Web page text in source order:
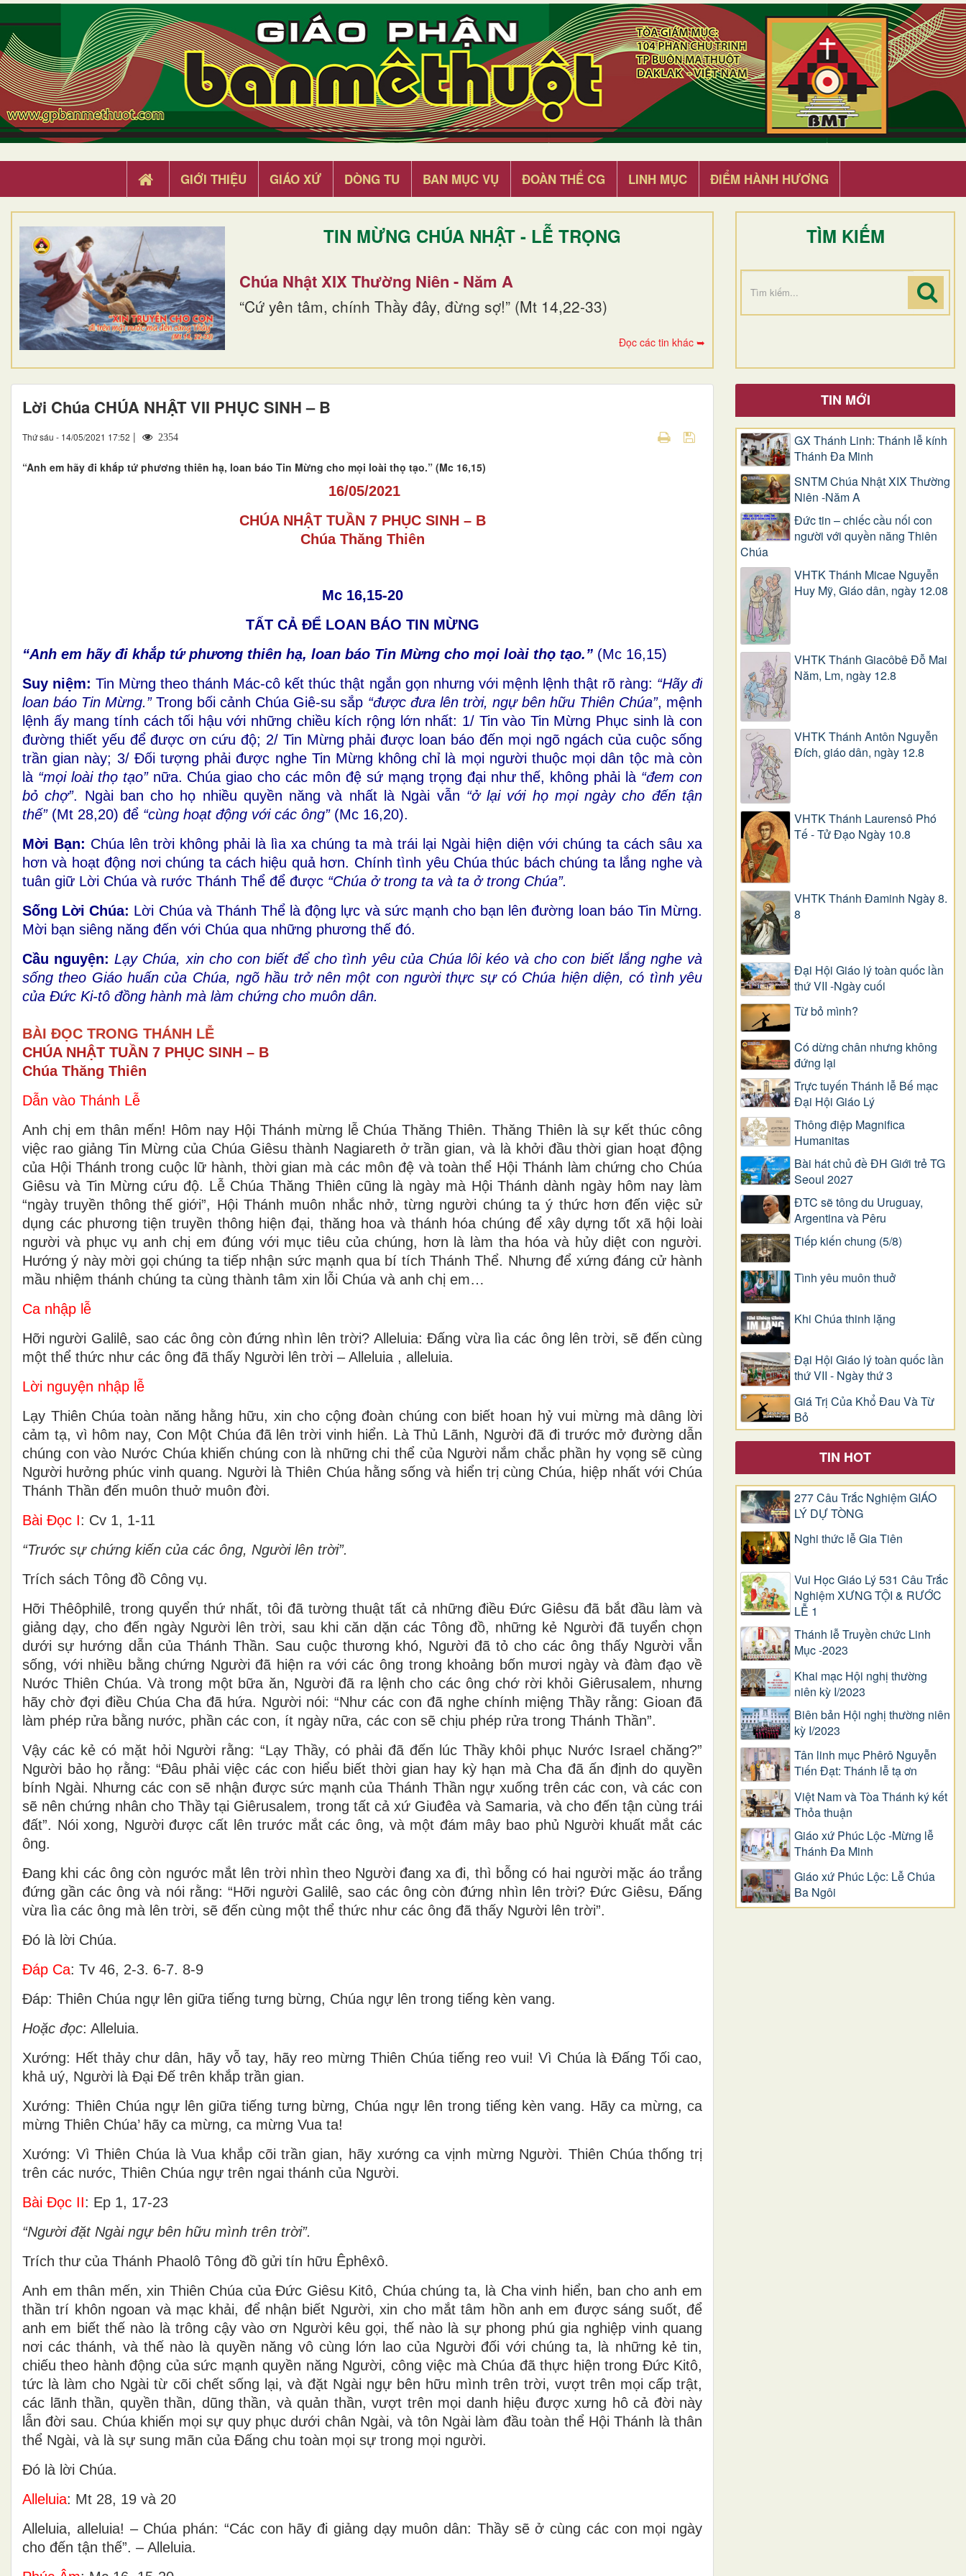
GIỚI THIỆU GIÁO XỨ DÒNG TU BAN MỤC VỤ ĐOÀN THỂ CG LINH MỤC ĐIỂM HÀNH HƯƠNG
TIN MỪNG CHÚA NHẬT - LỄ TRỌNG
Chúa Nhật XIX Thường Niên - Năm A
“Cứ yên tâm, chính Thầy đây, đừng sợ!” (Mt 14,22-33)
Đọc các tin khác ➥
TÌM KIẾM
Lời Chúa CHÚA NHẬT VII PHỤC SINH – B
Thứ sáu - 14/05/2021 17:52 | 2354
“Anh em hãy đi khắp tứ phương thiên hạ, loan báo Tin Mừng cho mọi loài thọ tạo.” (Mc 16,15)
16/05/2021
CHÚA NHẬT TUẦN 7 PHỤC SINH – B
Chúa Thăng Thiên
Mc 16,15-20
TẤT CẢ ĐỂ LOAN BÁO TIN MỪNG
“Anh em hãy đi khắp tứ phương thiên hạ, loan báo Tin Mừng cho mọi loài thọ tạo.” (Mc 16,15)
Suy niệm: Tin Mừng theo thánh Mác-cô kết thúc thật ngắn gọn nhưng với mệnh lệnh thật rõ ràng: “Hãy đi
loan báo Tin Mừng.”Trong bối cảnh Chúa Giê-su sắp “được đưa lên trời, ngự bên hữu Thiên Chúa”, mệnh
lệnh ấy mang tính cách tối hậu với những chiều kích rộng lớn nhất: 1/ Tin vào Tin Mừng Phục sinh là con
đường thiết yếu để được ơn cứu độ; 2/ Tin Mừng phải được loan báo đến mọi ngõ ngách của cuộc sống
trần gian này; 3/ Đối tượng phải được nghe Tin Mừng không chỉ là mọi người thuộc mọi dân tộc mà còn
là “mọi loài thọ tạo”nữa. Chúa giao cho các môn đệ sứ mạng trọng đại như thế, không phải là “đem con
bỏ chợ”. Ngài ban cho họ nhiều quyền năng và nhất là Ngài vẫn “ở lại với họ mọi ngày cho đến tận
thế”(Mt 28,20) để “cùng hoạt động với các ông” (Mc 16,20).
Mời Bạn: Chúa lên trời không phải là lìa xa chúng ta mà trái lại Ngài hiện diện với chúng ta cách sâu xa
hơn và hoạt động nơi chúng ta cách hiệu quả hơn. Chính tình yêu Chúa thúc bách chúng ta lắng nghe và
tuân giữ Lời Chúa và rước Thánh Thể để được “Chúa ở trong ta và ta ở trong Chúa”.
Sống Lời Chúa: Lời Chúa và Thánh Thể là động lực và sức mạnh cho bạn lên đường loan báo Tin Mừng.
Mời bạn siêng năng đến với Chúa qua những phương thế đó.
Cầu nguyện: Lạy Chúa, xin cho con biết để cho tình yêu của Chúa lôi kéo và cho con biết lắng nghe và
sống theo Giáo huấn của Chúa, ngõ hầu trở nên một con người thực sự có Chúa hiện diện, có tình yêu
của Đức Ki-tô đồng hành mà làm chứng cho muôn dân.
BÀI ĐỌC TRONG THÁNH LỄ
CHÚA NHẬT TUẦN 7 PHỤC SINH – B
Chúa Thăng Thiên
Dẫn vào Thánh Lễ
Anh chị em thân mến! Hôm nay Hội Thánh mừng lễ Chúa Thăng Thiên. Thăng Thiên là sự kết thúc công
việc rao giảng Tin Mừng của Chúa Giêsu thành Nagiareth ở trần gian, và là khởi đầu thời gian hoạt động
của Hội Thánh trong cuộc lữ hành, thời gian mà các môn đệ và toàn thể Hội Thánh làm chứng cho Chúa
Giêsu và Tin Mừng cứu độ. Lễ Chúa Thăng Thiên cũng là ngày mà Hội Thánh dành ngày hôm nay làm
“ngày truyền thông thế giới”, Hội Thánh muôn nhắc nhở, từng người chúng ta ý thức hơn đến việc sử
dụng các phương tiện truyền thông hiện đại, thăng hoa và thánh hóa chúng để xây dựng tốt xã hội loài
người và phục vụ anh chị em đúng với mục tiêu của chúng, hơn là làm tha hóa và hủy diệt con người.
Hướng ý này mời gọi chúng ta tiếp nhận sức mạnh qua bí tích Thánh Thể. Nhưng để xứng đáng cử hành
mầu nhiệm thánh chúng ta cùng thành tâm xin lỗi Chúa và anh chị em…
Ca nhập lễ
Hỡi người Galilê, sao các ông còn đứng nhìn lên trời? Alleluia: Đấng vừa lìa các ông lên trời, sẽ đến cùng
một thể thức như các ông đã thấy Người lên trời – Alleluia , alleluia.
Lời nguyện nhập lễ
Lạy Thiên Chúa toàn năng hằng hữu, xin cho cộng đoàn chúng con biết hoan hỷ vui mừng mà dâng lời
cảm tạ, vì hôm nay, Con Một Chúa đã lên trời vinh hiển. Là Thủ Lãnh, Người đã đi trước mở đường dẫn
chúng con vào Nước Chúa khiến chúng con là những chi thể của Người nắm chắc phần hy vọng sẽ cùng
Người hưởng phúc vinh quang. Người là Thiên Chúa hằng sống và hiển trị cùng Chúa, hiệp nhất với Chúa
Thánh Thần đến muôn thuở muôn đời.
Bài Ðọc I: Cv 1, 1-11
“Trước sự chứng kiến của các ông, Người lên trời”.
Trích sách Tông đồ Công vụ.
Hỡi Thêôphilê, trong quyển thứ nhất, tôi đã tường thuật tất cả những điều Ðức Giêsu đã bắt đầu làm và
giảng dạy, cho đến ngày Người lên trời, sau khi căn dặn các Tông đồ, những kẻ Người đã tuyển chọn
dưới sự hướng dẫn của Thánh Thần. Sau cuộc thương khó, Người đã tỏ cho các ông thấy Người vẫn
sống, với nhiều bằng chứng Người đã hiện ra với các ông trong khoảng bốn mươi ngày và đàm đạo về
Nước Thiên Chúa. Và trong một bữa ăn, Người đã ra lệnh cho các ông chớ rời khỏi Giêrusalem, nhưng
hãy chờ đợi điều Chúa Cha đã hứa. Người nói: “Như các con đã nghe chính miệng Thầy rằng: Gioan đã
làm phép rửa bằng nước, phần các con, ít ngày nữa, các con sẽ chịu phép rửa trong Thánh Thần”.
Vậy các kẻ có mặt hỏi Người rằng: “Lạy Thầy, có phải đã đến lúc Thầy khôi phục Nước Israel chăng?”
Người bảo họ rằng: “Ðâu phải việc các con hiểu biết thời gian hay kỳ hạn mà Cha đã ấn định do quyền
bính Ngài. Nhưng các con sẽ nhận được sức mạnh của Thánh Thần ngự xuống trên các con, và các con
sẽ nên chứng nhân cho Thầy tại Giêrusalem, trong tất cả xứ Giuđêa và Samaria, và cho đến tận cùng trái
đất”. Nói xong, Người được cất lên trước mắt các ông, và một đám mây bao phủ Người khuất mắt các
ông.
Ðang khi các ông còn ngước mắt lên trời nhìn theo Người đang xa đi, thì bỗng có hai người mặc áo trắng
đứng gần các ông và nói rằng: “Hỡi người Galilê, sao các ông còn đứng nhìn lên trời? Ðức Giêsu, Ðấng
vừa lìa các ông mà lên trời, sẽ đến cùng một thể thức như các ông đã thấy Người lên trời”.
Ðó là lời Chúa.
Ðáp Ca: Tv 46, 2-3. 6-7. 8-9
Ðáp: Thiên Chúa ngự lên giữa tiếng tưng bừng, Chúa ngự lên trong tiếng kèn vang.
Hoặc đọc: Alleluia.
Xướng: Hết thảy chư dân, hãy vỗ tay, hãy reo mừng Thiên Chúa tiếng reo vui! Vì Chúa là Ðấng Tối cao,
khả uý, Người là Ðại Ðế trên khắp trần gian.
Xướng: Thiên Chúa ngự lên giữa tiếng tưng bừng, Chúa ngự lên trong tiếng kèn vang. Hãy ca mừng, ca
mừng Thiên Chúa’ hãy ca mừng, ca mừng Vua ta!
Xướng: Vì Thiên Chúa là Vua khắp cõi trần gian, hãy xướng ca vịnh mừng Người. Thiên Chúa thống trị
trên các nước, Thiên Chúa ngự trên ngai thánh của Người.
Bài Ðọc II: Ep 1, 17-23
“Người đặt Ngài ngự bên hữu mình trên trời”.
Trích thư của Thánh Phaolô Tông đồ gửi tín hữu Êphêxô.
Anh em thân mến, xin Thiên Chúa của Ðức Giêsu Kitô, Chúa chúng ta, là Cha vinh hiển, ban cho anh em
thần trí khôn ngoan và mạc khải, để nhận biết Người, xin cho mắt tâm hồn anh em được sáng suốt, để
anh em biết thế nào là trông cậy vào ơn Người kêu gọi, thế nào là sự phong phú gia nghiệp vinh quang
nơi các thánh, và thế nào là quyền năng vô cùng lớn lao của Người đối với chúng ta, là những kẻ tin,
chiếu theo hành động của sức mạnh quyền năng Người, công việc mà Chúa đã thực hiện trong Ðức Kitô,
tức là làm cho Ngài từ cõi chết sống lại, và đặt Ngài ngự bên hữu mình trên trời, vượt trên mọi cấp trật,
các lãnh thần, quyền thần, dũng thần, và quản thần, vượt trên mọi danh hiệu được xưng hô cả đời này
lẫn đời sau. Chúa khiến mọi sự quy phục dưới chân Ngài, và tôn Ngài làm đầu toàn thể Hội Thánh là thân
thể Ngài, và là sự sung mãn của Ðấng chu toàn mọi sự trong mọi người.
Ðó là lời Chúa.
Alleluia: Mt 28, 19 và 20
Alleluia, alleluia! – Chúa phán: “Các con hãy đi giảng dạy muôn dân: Thầy sẽ ở cùng các con mọi ngày
cho đến tận thế”. – Alleluia.
TIN MỚI
GX Thánh Linh: Thánh lễ kính
Thánh Đa Minh
SNTM Chúa Nhật XIX Thường
Niên -Năm A
Đức tin – chiếc cầu nối con
người với quyền năng Thiên
Chúa
VHTK Thánh Micae Nguyễn
Huy Mỹ, Giáo dân, ngày 12.08
VHTK Thánh Giacôbê Ðỗ Mai
Năm, Lm, ngày 12.8
VHTK Thánh Antôn Nguyễn
Ðích, giáo dân, ngày 12.8
VHTK Thánh Laurensô Phó
Tế - Tử Đạo Ngày 10.8
VHTK Thánh Đaminh Ngày 8.
8
Đại Hội Giáo lý toàn quốc lần
thứ VII -Ngày cuối
Từ bỏ mình?
Có dừng chân nhưng không
đứng lại
Trực tuyến Thánh lễ Bế mạc
Đại Hội Giáo Lý
Thông điệp Magnifica
Humanitas
Bài hát chủ đề ĐH Giới trẻ TG
Seoul 2027
ĐTC sẽ tông du Uruguay,
Argentina và Pêru
Tiếp kiến chung (5/8)
Tình yêu muôn thuở
Khi Chúa thinh lặng
Đại Hội Giáo lý toàn quốc lần
thứ VII - Ngày thứ 3
Giá Trị Của Khổ Ðau Và Từ
Bỏ
TIN HOT
277 Câu Trắc Nghiệm GIÁO
LÝ DỰ TÒNG
Nghi thức lễ Gia Tiên
Vui Học Giáo Lý 531 Câu Trắc
Nghiệm XƯNG TỘI & RƯỚC
LỄ 1
Thánh lễ Truyền chức Linh
Mục -2023
Khai mạc Hội nghị thường
niên kỳ I/2023
Biên bản Hội nghị thường niên
kỳ I/2023
Tân linh mục Phêrô Nguyễn
Tiến Đạt: Thánh lễ tạ ơn
Việt Nam và Tòa Thánh ký kết
Thỏa thuận
Giáo xứ Phúc Lộc -Mừng lễ
Thánh Đa Minh
Giáo xứ Phúc Lộc: Lễ Chúa
Ba Ngôi